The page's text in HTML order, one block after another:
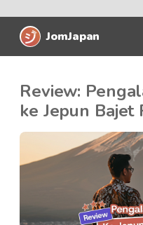
JomJapan
Review:
ke Jepun Bajet